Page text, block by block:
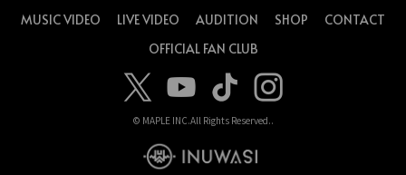
MUSIC VIDEO
LIVE VIDEO AUDITION SHOP
CONTACT
OFFICIAL FAN CLUB
© MAPLE INC.All Rights Reserved..